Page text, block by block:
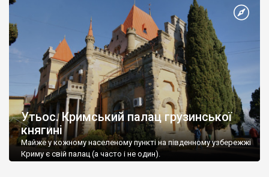
Утьос. Кримський палац грузинської
княгині
Майже у кожному населеному пункті на південному узбережжі
Криму є свій палац (а часто і не один).